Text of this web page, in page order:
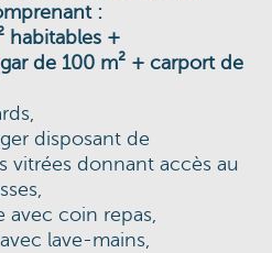
:
habitables +
de 100 m² + carport de
disposant de
vitrées donnant accès au
avec coin repas,
lave-mains,